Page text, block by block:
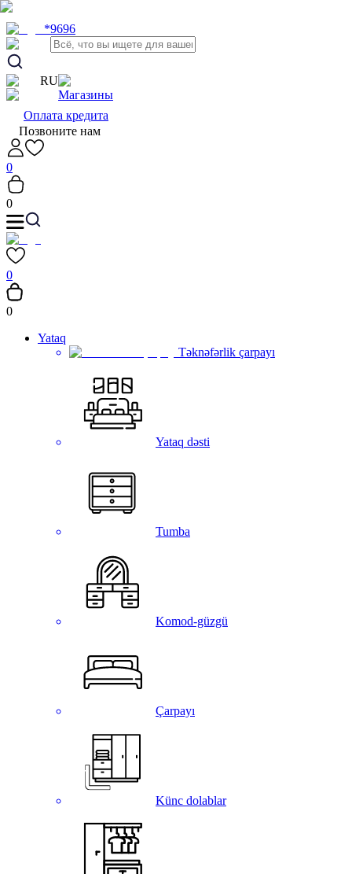
*9696
RU
Магазины
Оплата кредита
Позвоните нам
0
0
0
0
Yataq
Təknəfərlik çarpayı
Yataq dəsti
Tumba
Komod-güzgü
Çarpayı
Künc dolablar